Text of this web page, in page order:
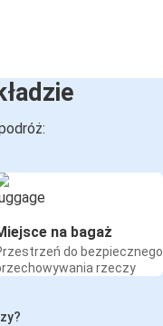
na bagaż
do bezpiecznego
rzeczy